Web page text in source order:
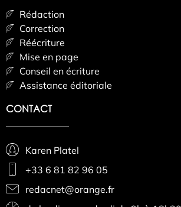
Rédaction
Correction
Réécriture
Mise en page
Conseil en écriture
Assistance éditoriale
CONTACT
Karen Platel
+33 6 81 82 96 05
redacnet@orange.fr